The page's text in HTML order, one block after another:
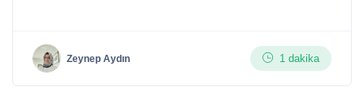
Zeynep Aydın 1 dakika